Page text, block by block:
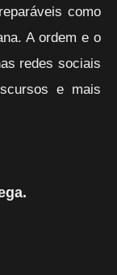
como
A ordem e o
redes sociais
e mais